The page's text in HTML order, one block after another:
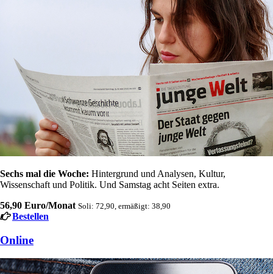
Sechs mal die Woche: Hintergrund und Analysen, Kultur,
Wissenschaft und Politik. Und Samstag acht Seiten extra.
56,90 Euro/Monat Soli: 72,90, ermäßigt: 38,90
Bestellen
Online